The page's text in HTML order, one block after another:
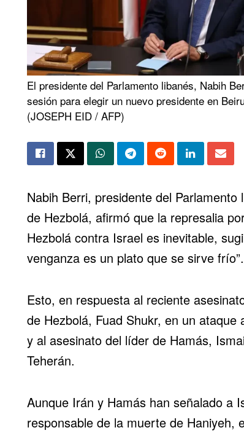
El presidente del Parlamento libanés, Nabih
sesión para elegir un nuevo presidente en
(JOSEPH EID / AFP)
Nabih Berri, presidente del Parlamento
de Hezbolá, afirmó que la represalia
Hezbolá contra Israel es inevitable,
venganza es un plato que se sirve frío”.
Esto, en respuesta al reciente
de Hezbolá, Fuad Shukr, en un ataque
y al asesinato del líder de Hamás,
Teherán.
Aunque Irán y Hamás han señalado a
responsable de la muerte de Haniyeh,